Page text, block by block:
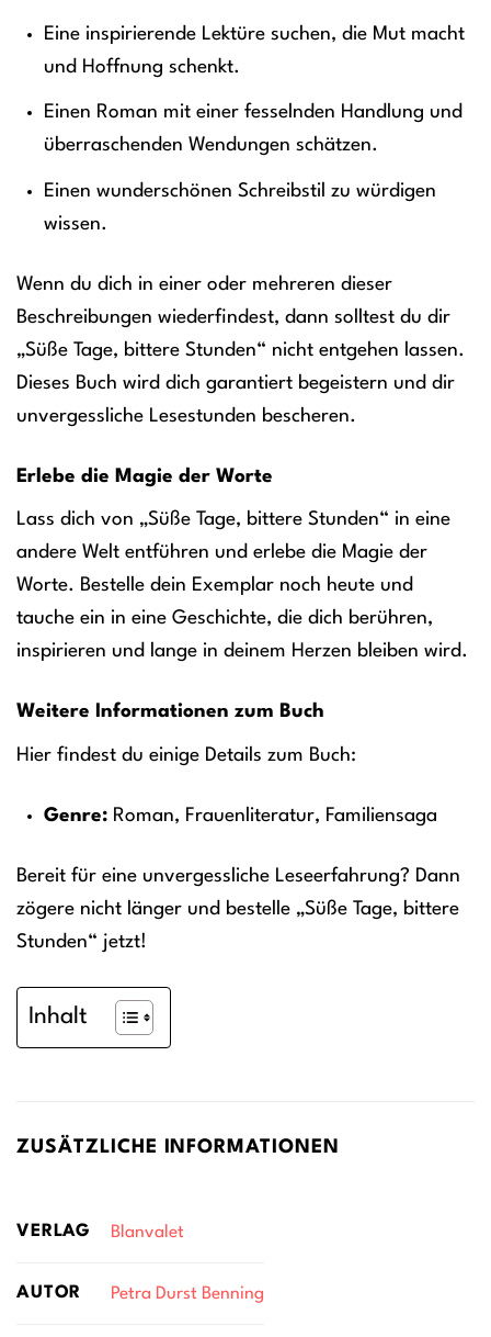
Eine inspirierende Lektüre suchen, die Mut macht
und Hoffnung schenkt.
Einen Roman mit einer fesselnden Handlung und
überraschenden Wendungen schätzen.
Einen wunderschönen Schreibstil zu würdigen
wissen.
Wenn du dich in einer oder mehreren dieser
Beschreibungen wiederfindest, dann solltest du dir
„Süße Tage, bittere Stunden“ nicht entgehen lassen.
Dieses Buch wird dich garantiert begeistern und dir
unvergessliche Lesestunden bescheren.
Erlebe die Magie der Worte
Lass dich von „Süße Tage, bittere Stunden“ in eine
andere Welt entführen und erlebe die Magie der
Worte. Bestelle dein Exemplar noch heute und
tauche ein in eine Geschichte, die dich berühren,
inspirieren und lange in deinem Herzen bleiben wird.
Weitere Informationen zum Buch
Hier findest du einige Details zum Buch:
Genre:Roman, Frauenliteratur, Familiensaga
Bereit für eine unvergessliche Leseerfahrung? Dann
zögere nicht länger und bestelle „Süße Tage, bittere
Stunden“ jetzt!
Inhalt
ZUSÄTZLICHE INFORMATIONEN
VERLAG Blanvalet
AUTOR Petra Durst Benning